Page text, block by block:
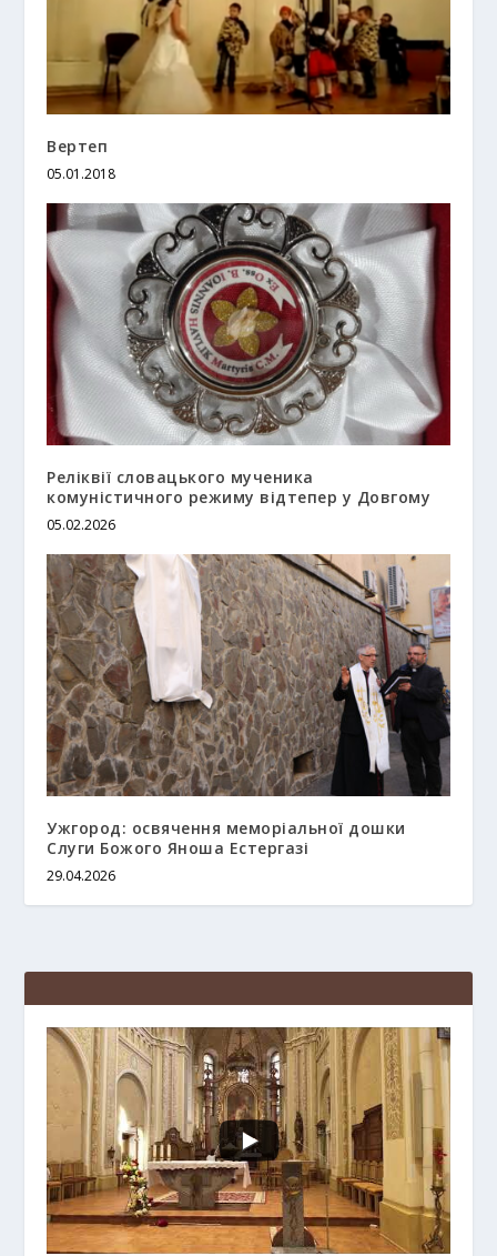
Вертеп
05.01.2018
Реліквії словацького мученика
комуністичного режиму відтепер у Довгому
05.02.2026
Ужгород: освячення меморіальної дошки
Слуги Божого Яноша Естергазі
29.04.2026